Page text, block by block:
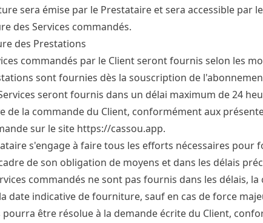
sera émise par le Prestataire et sera accessible par
des Services commandés.
des Prestations
commandés par le Client seront fournis selon les
sont fournies dès la souscription de
seront fournis dans un délai maximum de 24
de la commande du Client, conformément aux
sur le site https://cassou.app.
s'engage à faire tous les efforts nécessaires pour
de son obligation de moyens et dans les délais
commandés ne sont pas fournis dans les délais,
date indicative de fourniture, sauf en cas de force
pourra être résolue à la demande écrite du Client,